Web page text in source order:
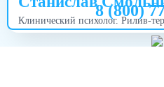
8 (800)
Клинический психолог. Рилив-